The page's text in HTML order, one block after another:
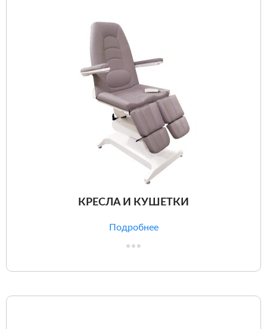
КРЕСЛА И КУШЕТКИ
Подробнее